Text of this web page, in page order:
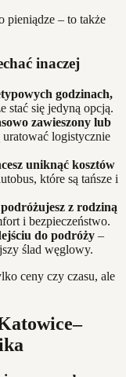
pieniądze – to także
inaczej
godzinach,
stać się jedyną opcją.
zawieszony lub
uratować logistycznie
uniknąć kosztów
które są tańsze i
z rodziną
i bezpieczeństwo.
do podróży –
ślad węglowy.
ceny czy czasu, ale